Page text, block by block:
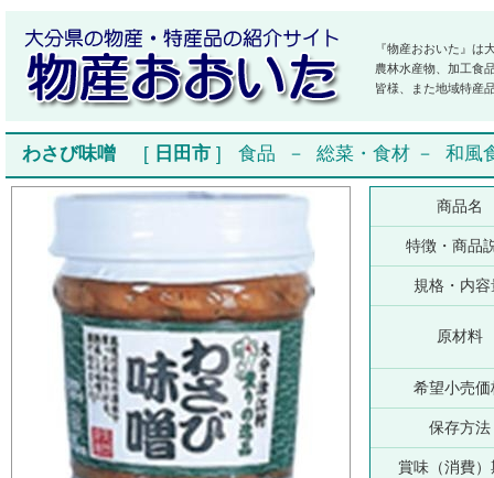
『物産おおいた』は
農林水産物、加工食
皆様、また地域特産
わさび味噌 [ 日田市 ] 食品 － 総菜・食材 － 和風
商品名
特徴・商品
規格・内容
原材料
希望小売価
保存方法
賞味（消費）